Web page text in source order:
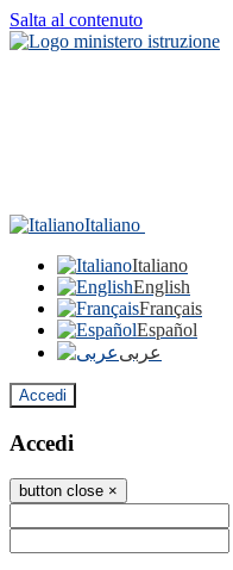
Salta al contenuto
Italiano
Italiano
English
Français
Español
عربى
Accedi
Accedi
button close ×